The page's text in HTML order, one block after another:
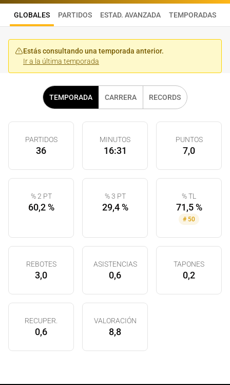
GLOBALES PARTIDOS ESTAD. AVANZADA TEMPORADAS
Estás consultando una temporada anterior.
Ir a la última temporada
TEMPORADA CARRERA RECORDS
PARTIDOS
36
MINUTOS
16:31
PUNTOS
7,0
% 2 PT
60,2 %
% 3 PT
29,4 %
% TL
71,5 %
# 50
REBOTES
3,0
ASISTENCIAS
0,6
TAPONES
0,2
RECUPER.
0,6
VALORACIÓN
8,8